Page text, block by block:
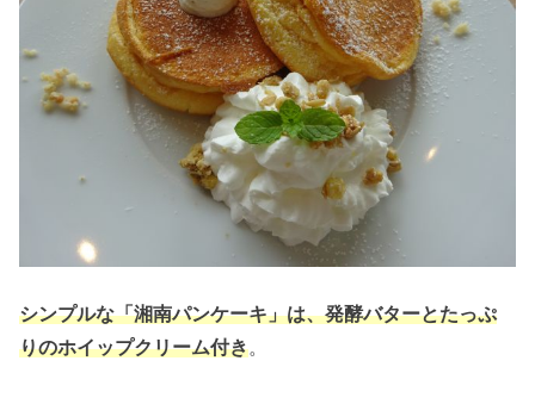
シンプルな「湘南パンケーキ」は、発酵バターとたっぷ
りのホイップクリーム付き